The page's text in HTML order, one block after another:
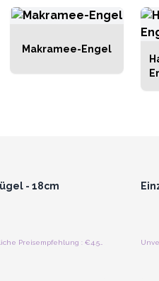
Makramee-Engel
- 18cm